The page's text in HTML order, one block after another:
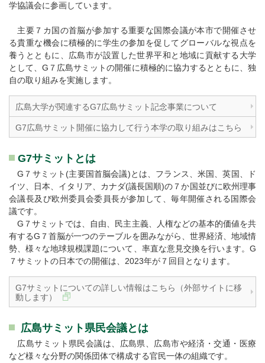
学協議会に参画しています。
主要７カ国の首脳が参加する重要な国際会議が本市で開催させ
る貴重な機会に積極的に学生の参加を促してグローバルな視点を
養うとともに、広島市が設置した世界平和と地域に貢献する大学
として、G７広島サミットの開催に積極的に協力するとともに、独
自の取り組みを実施します。
広島大学が関連するG7広島サミット記念事業について
G7広島サミット開催に協力して行う本学の取り組みはこちら
G7サミットとは
G７サミット(主要国首脳会議)とは、フランス、米国、英国、ド
イツ、日本、イタリア、カナダ(議長国順)の７か国並びに欧州理事
会議長及び欧州委員会委員長が参加して、毎年開催される国際会
議です。
G７サミットでは、自由、民主主義、人権などの基本的価値を共
有するG７首脳が一つのテーブルを囲みながら、世界経済、地域情
勢、様々な地球規模課題について、率直な意見交換を行います。G
７サミットの日本での開催は、2023年が７回目となります。
G7サミットについての詳しい情報はこちら（外部サイトに移
動します）
広島サミット県民会議とは
広島サミット県民会議は、広島県、広島市や経済・交通・医療
など様々な分野の関係団体で構成する官民一体の組織です。